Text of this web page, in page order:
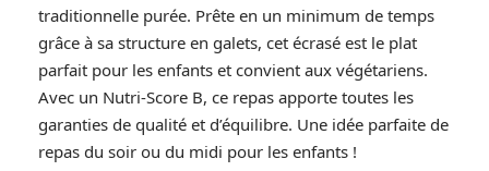
traditionnelle purée. Prête en un minimum de temps
grâce à sa structure en galets, cet écrasé est le plat
parfait pour les enfants et convient aux végétariens.
Avec un Nutri-Score B, ce repas apporte toutes les
garanties de qualité et d’équilibre. Une idée parfaite de
repas du soir ou du midi pour les enfants !